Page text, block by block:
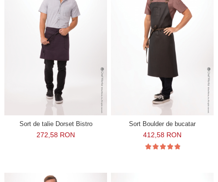
Sort de talie Dorset Bistro
272,58 RON
Sort Boulder de bucatar
412,58 RON